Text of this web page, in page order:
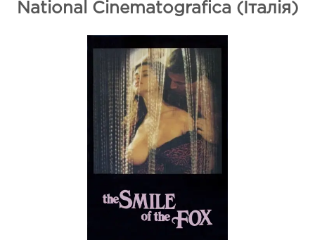
National Cinematografica (Італія)